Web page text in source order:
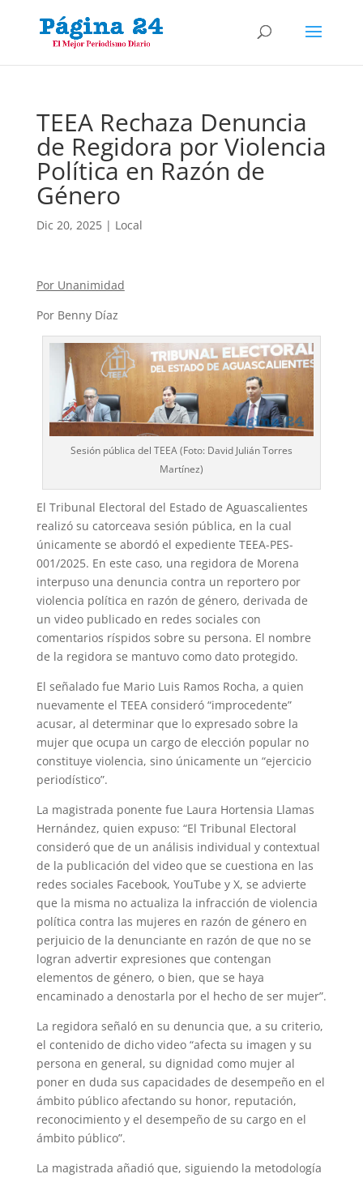
TEEA Rechaza Denuncia
de Regidora por Violencia
Política en Razón de
Género
Dic 20, 2025| Local
Por Unanimidad
Por Benny Díaz
Sesión pública del TEEA (Foto: David Julián Torres
Martínez)
El Tribunal Electoral del Estado de Aguascalientes
realizó su catorceava sesión pública, en la cual
únicamente se abordó el expediente TEEA-PES-
001/2025. En este caso, una regidora de Morena
interpuso una denuncia contra un reportero por
violencia política en razón de género, derivada de
un video publicado en redes sociales con
comentarios ríspidos sobre su persona. El nombre
de la regidora se mantuvo como dato protegido.
El señalado fue Mario Luis Ramos Rocha, a quien
nuevamente el TEEA consideró “improcedente”
acusar, al determinar que lo expresado sobre la
mujer que ocupa un cargo de elección popular no
constituye violencia, sino únicamente un “ejercicio
periodístico”.
La magistrada ponente fue Laura Hortensia Llamas
Hernández, quien expuso: “El Tribunal Electoral
consideró que de un análisis individual y contextual
de la publicación del video que se cuestiona en las
redes sociales Facebook, YouTube y X, se advierte
que la misma no actualiza la infracción de violencia
política contra las mujeres en razón de género en
perjuicio de la denunciante en razón de que no se
logran advertir expresiones que contengan
elementos de género, o bien, que se haya
encaminado a denostarla por el hecho de ser mujer”.
La regidora señaló en su denuncia que, a su criterio,
el contenido de dicho video “afecta su imagen y su
persona en general, su dignidad como mujer al
poner en duda sus capacidades de desempeño en el
ámbito público afectando su honor, reputación,
reconocimiento y el desempeño de su cargo en el
ámbito público”.
La magistrada añadió que, siguiendo la metodología